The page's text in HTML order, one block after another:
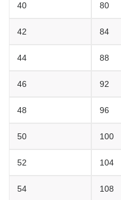
40 80
42 84
44 88
46 92
48 96
50 100
52 104
54 108